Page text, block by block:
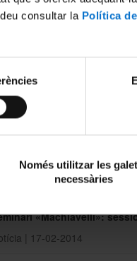
consultar la Política
Només utilitzar les
necessàries
se davant el futur,
sobre la Vida i la
Déu»
| 19-02-2014
la convocatòria de
I sapieri delle donne
| 19-02-2014
«Machiavelli»:
| 17-02-2014